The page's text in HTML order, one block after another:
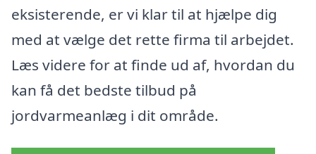
eksisterende, er vi klar til at hjælpe dig
med at vælge det rette firma til arbejdet.
Læs videre for at finde ud af, hvordan du
kan få det bedste tilbud på
jordvarmeanlæg i dit område.